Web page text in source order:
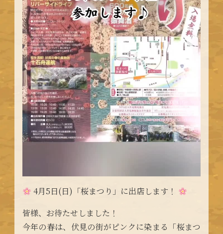
4月5日(日)「桜まつり」に出店します！
皆様、お待たせしました！
今年の春は、伏見の街がピンクに染まる「桜まつ